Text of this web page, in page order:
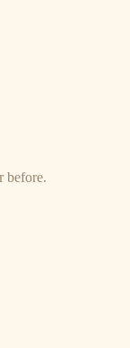
before.